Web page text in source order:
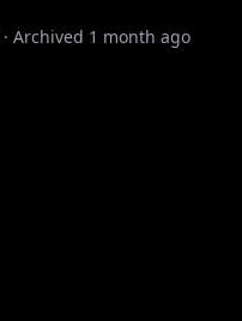
· Archived 1 month ago